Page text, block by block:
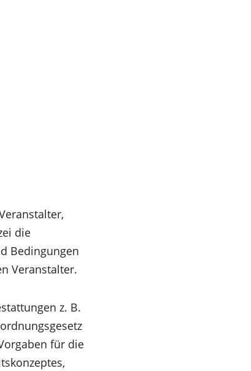
die
Bedingungen
Veranstalter.
z. B.
für die